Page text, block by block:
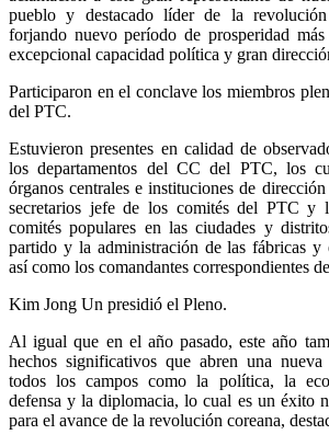
pueblo y destacado líder de la
forjando nuevo período de prosperidad
excepcional capacidad política y gran
Participaron en el conclave los miembros
del PTC.
Estuvieron presentes en calidad de
los departamentos del CC del PTC, los
órganos centrales e instituciones de
secretarios jefe de los comités del PTC y
comités populares en las ciudades y
partido y la administración de las fábricas y
así como los comandantes correspondientes
Kim Jong Un presidió el Pleno.
Al igual que en el año pasado, este año
hechos significativos que abren una nueva
todos los campos como la política, la
defensa y la diplomacia, lo cual es un éxito
para el avance de la revolución coreana,